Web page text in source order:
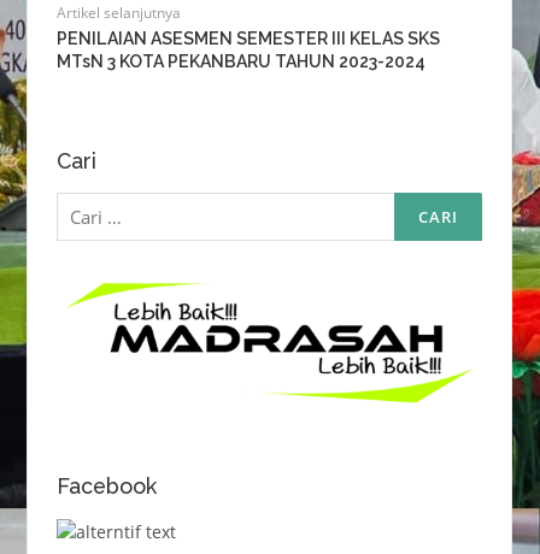
Artikel selanjutnya
PENILAIAN ASESMEN SEMESTER III KELAS SKS
MTsN 3 KOTA PEKANBARU TAHUN 2023-2024
Cari
Cari
untuk:
Facebook